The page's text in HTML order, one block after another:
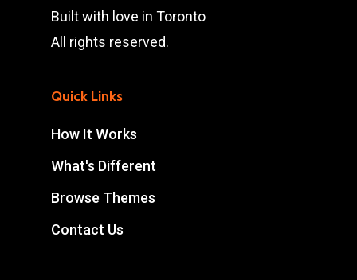
Built with love in Toronto
All rights reserved.
Quick Links
How It Works
What's Different
Browse Themes
Contact Us